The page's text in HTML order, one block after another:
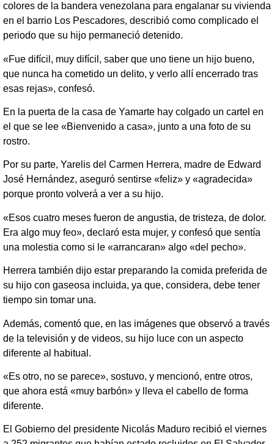
colores de la bandera venezolana para engalanar su vivienda
en el barrio Los Pescadores, describió como complicado el
periodo que su hijo permaneció detenido.
«Fue difícil, muy difícil, saber que uno tiene un hijo bueno,
que nunca ha cometido un delito, y verlo allí encerrado tras
esas rejas», confesó.
En la puerta de la casa de Yamarte hay colgado un cartel en
el que se lee «Bienvenido a casa», junto a una foto de su
rostro.
Por su parte, Yarelis del Carmen Herrera, madre de Edward
José Hernández, aseguró sentirse «feliz» y «agradecida»
porque pronto volverá a ver a su hijo.
«Esos cuatro meses fueron de angustia, de tristeza, de dolor.
Era algo muy feo», declaró esta mujer, y confesó que sentía
una molestia como si le «arrancaran» algo «del pecho».
Herrera también dijo estar preparando la comida preferida de
su hijo con gaseosa incluida, ya que, considera, debe tener
tiempo sin tomar una.
Además, comentó que, en las imágenes que observó a través
de la televisión y de videos, su hijo luce con un aspecto
diferente al habitual.
«Es otro, no se parece», sostuvo, y mencionó, entre otros,
que ahora está «muy barbón» y lleva el cabello de forma
diferente.
El Gobierno del presidente Nicolás Maduro recibió el viernes